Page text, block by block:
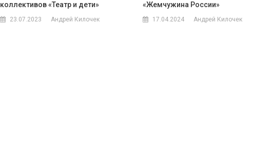
коллективов «Театр и дети»
23.07.2023 Андрей Килочек
«Жемчужина России»
17.04.2024 Андрей Килочек